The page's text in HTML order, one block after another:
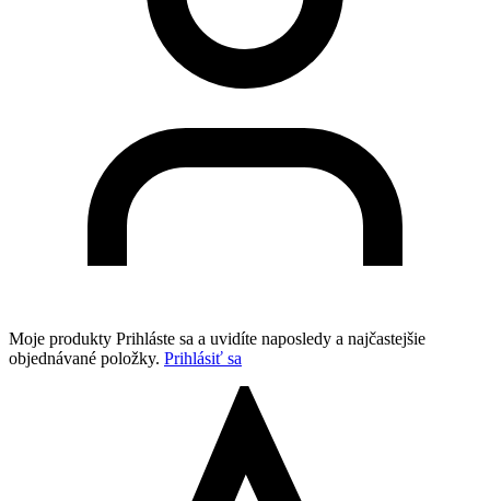
Moje produkty Prihláste sa a uvidíte naposledy a najčastejšie
objednávané položky. Prihlásiť sa